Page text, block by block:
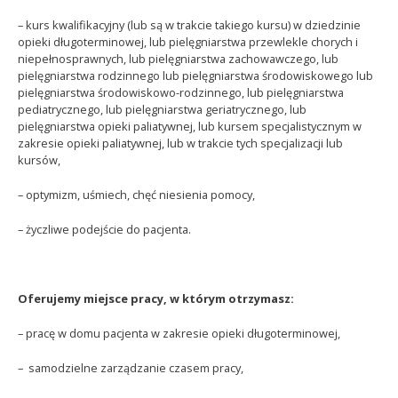
– kurs kwalifikacyjny (lub są w trakcie takiego kursu) w dziedzinie
opieki długoterminowej, lub pielęgniarstwa przewlekle chorych i
niepełnosprawnych, lub pielęgniarstwa zachowawczego, lub
pielęgniarstwa rodzinnego lub pielęgniarstwa środowiskowego lub
pielęgniarstwa środowiskowo-rodzinnego, lub pielęgniarstwa
pediatrycznego, lub pielęgniarstwa geriatrycznego, lub
pielęgniarstwa opieki paliatywnej, lub kursem specjalistycznym w
zakresie opieki paliatywnej, lub w trakcie tych specjalizacji lub
kursów,
– optymizm, uśmiech, chęć niesienia pomocy,
– życzliwe podejście do pacjenta.
Oferujemy miejsce pracy, w którym otrzymasz:
– pracę w domu pacjenta w zakresie opieki długoterminowej,
– samodzielne zarządzanie czasem pracy,